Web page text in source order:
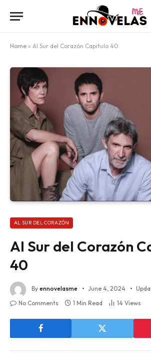
Home » Al Sur del Corazón Capitulo 40
AL SUR DEL CORAZÓN
Al Sur del Corazón
40
By ennovelasme June 4, 2024
No Comments
1 Min Read 14 Views